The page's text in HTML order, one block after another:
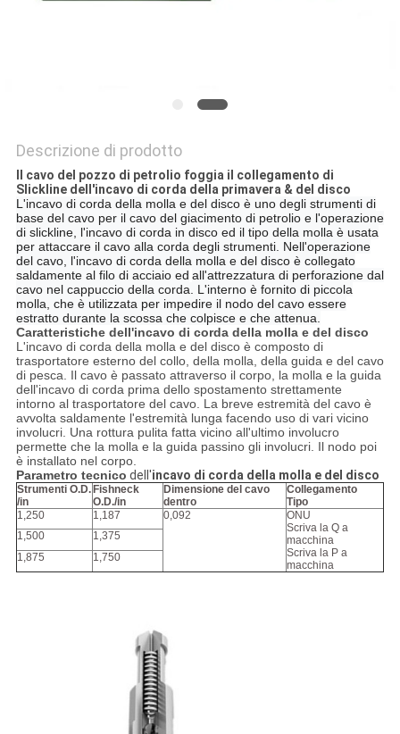
Descrizione di prodotto
Il cavo del pozzo di petrolio foggia il collegamento di
Slickline dell'incavo di corda della primavera & del disco
L'incavo di corda della molla e del disco è uno degli strumenti di
base del cavo per il cavo del giacimento di petrolio e l'operazione
di slickline, l'incavo di corda in disco ed il tipo della molla è usata
per attaccare il cavo alla corda degli strumenti. Nell'operazione
del cavo, l'incavo di corda della molla e del disco è collegato
saldamente al filo di acciaio ed all'attrezzatura di perforazione dal
cavo nel cappuccio della corda. L'interno è fornito di piccola
molla, che è utilizzata per impedire il nodo del cavo essere
estratto durante la scossa che colpisce e che attenua.
Caratteristiche dell'incavo di corda della molla e del disco
L'incavo di corda della molla e del disco è composto di
trasportatore esterno del collo, della molla, della guida e del cavo
di pesca. Il cavo è passato attraverso il corpo, la molla e la guida
dell'incavo di corda prima dello spostamento strettamente
intorno al trasportatore del cavo. La breve estremità del cavo è
avvolta saldamente l'estremità lunga facendo uso di vari vicino
involucri. Una rottura pulita fatta vicino all'ultimo involucro
permette che la molla e la guida passino gli involucri. Il nodo poi
è installato nel corpo.
Parametro tecnico dell'incavo di corda della molla e del disco
Strumenti O.D.
/in
Fishneck
O.D./in
Dimensione del cavo
dentro
Collegamento
Tipo
1,250
1,187 0,092
ONU
Scriva la Q a
macchina
Scriva la P a
macchina
1,500
1,375
1,875
1,750